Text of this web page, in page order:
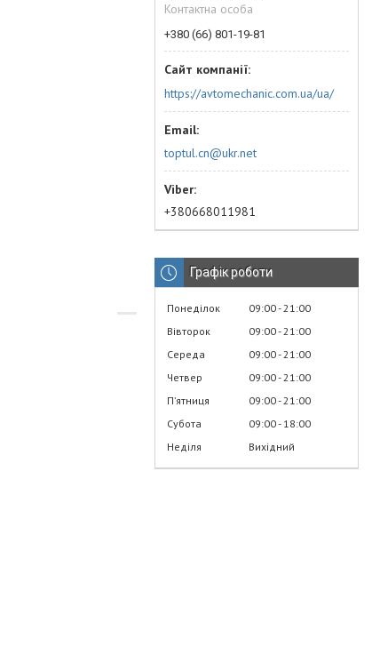
Контактна особа
+380 (66) 801-19-81
https://avtomechanic.com.ua/ua/
toptul.cn@ukr.net
+380668011981
Графік роботи
Понеділок 09:00 21:00
Вівторок
09:00 21:00
Середа
09:00 21:00
Четвер
09:00 21:00
Пʼятниця
09:00 21:00
Субота
09:00 18:00
Неділя
Вихідний